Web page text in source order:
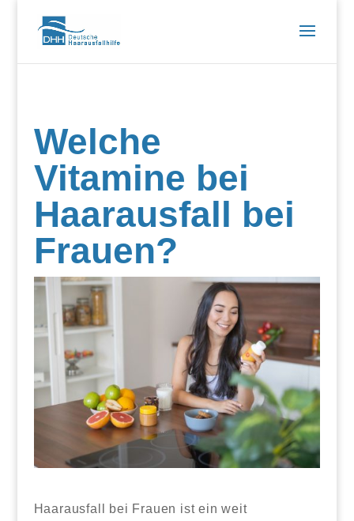
Welche
Vitamine bei
Haarausfall bei
Frauen?
Haarausfall bei Frauen ist ein weit